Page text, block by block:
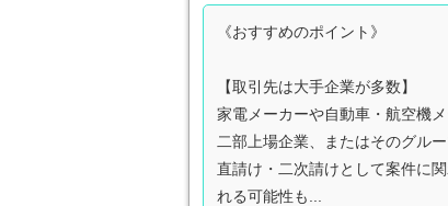
《おすすめのポイント》
【取引先は大手企業が多数】
家電メーカーや自動車・航空機
二部上場企業、またはそのグル
直請け・二次請けとして案件に
れる可能性も...